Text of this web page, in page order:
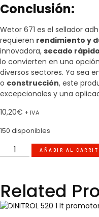
Conclusión:
Wetor 671 es el sellador
requieren rendimiento y
innovadora, secado rápido
lo convierten en una
diversos sectores. Ya sea
o construcción, este
excepcionales y una
10,20€ + IVA
150 disponibles
AÑADIR AL
Related